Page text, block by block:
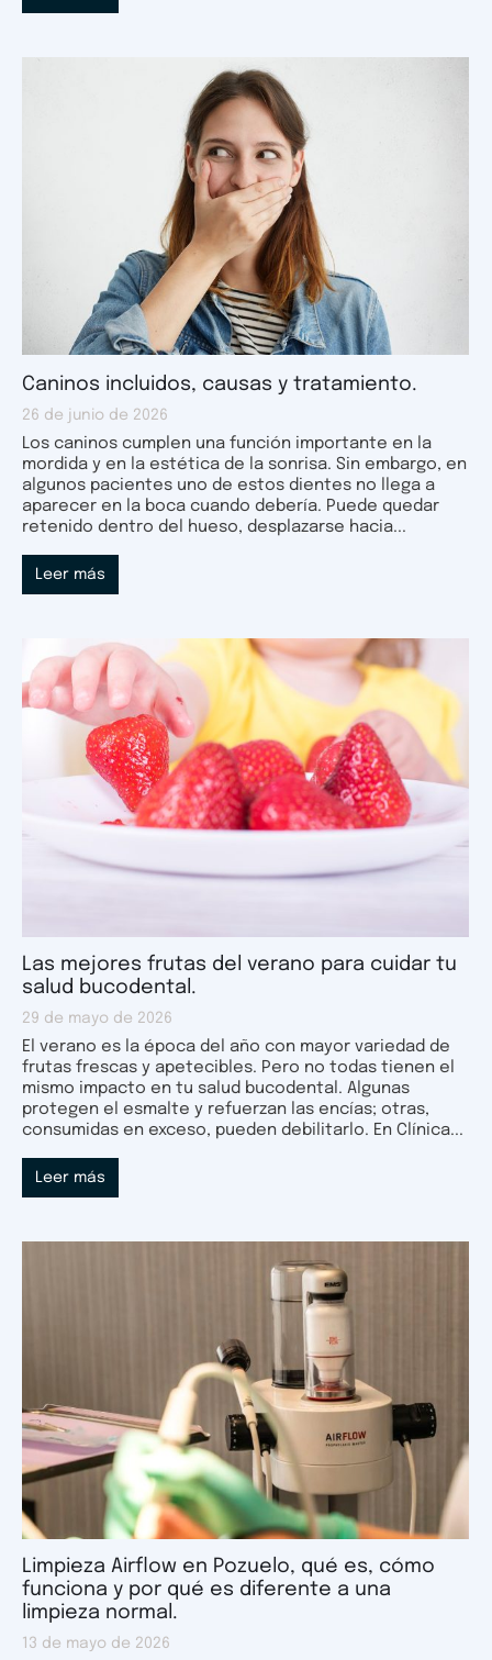
Caninos incluidos, causas y tratamiento.
26 de junio de 2026
Los caninos cumplen una función importante en la
mordida y en la estética de la sonrisa. Sin embargo, en
algunos pacientes uno de estos dientes no llega a
aparecer en la boca cuando debería. Puede quedar
retenido dentro del hueso, desplazarse hacia...
Leer más
Las mejores frutas del verano para cuidar tu
salud bucodental.
29 de mayo de 2026
El verano es la época del año con mayor variedad de
frutas frescas y apetecibles. Pero no todas tienen el
mismo impacto en tu salud bucodental. Algunas
protegen el esmalte y refuerzan las encías; otras,
consumidas en exceso, pueden debilitarlo. En Clínica...
Leer más
Limpieza Airflow en Pozuelo, qué es, cómo
funciona y por qué es diferente a una
limpieza normal.
13 de mayo de 2026